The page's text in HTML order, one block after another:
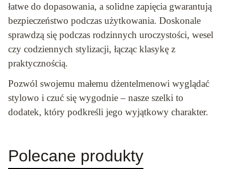
łatwe do dopasowania, a solidne zapięcia gwarantują
bezpieczeństwo podczas użytkowania. Doskonale
sprawdzą się podczas rodzinnych uroczystości, wesel
czy codziennych stylizacji, łącząc klasykę z
praktycznością.
Pozwól swojemu małemu dżentelmenowi wyglądać
stylowo i czuć się wygodnie – nasze szelki to
dodatek, który podkreśli jego wyjątkowy charakter.
Polecane produkty